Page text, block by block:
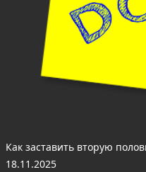
Как заставить вторую
18.11.2025